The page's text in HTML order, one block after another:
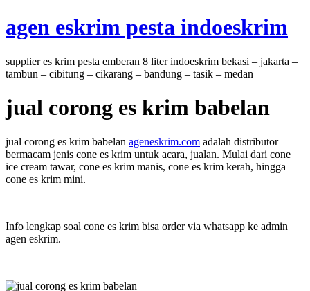
to
agen eskrim pesta indoeskrim
supplier es krim pesta emberan 8 liter indoeskrim bekasi – jakarta –
tambun – cibitung – cikarang – bandung – tasik – medan
jual corong es krim babelan
jual corong es krim babelan ageneskrim.com adalah distributor
bermacam jenis cone es krim untuk acara, jualan. Mulai dari cone
ice cream tawar, cone es krim manis, cone es krim kerah, hingga
cone es krim mini.
Info lengkap soal cone es krim bisa order via whatsapp ke admin
agen eskrim.